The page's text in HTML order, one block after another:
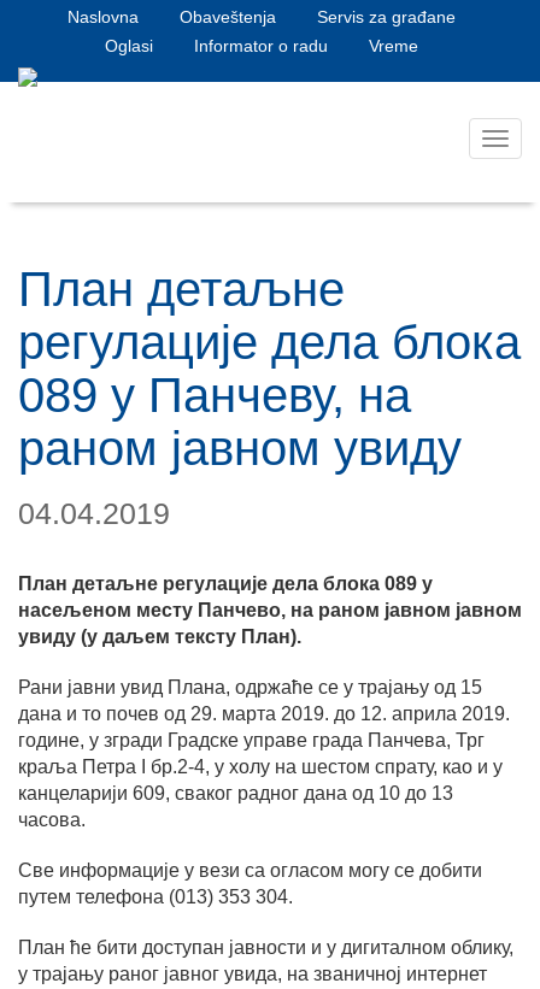
Naslovna Obaveštenja
Servis za građane
Oglasi
Informator o radu Vreme
План детаљне
регулације дела блока
089 у Панчеву, на
раном јавном увиду
04.04.2019
План детаљне регулације дела блока 089 у
насељеном месту Панчево, на раном јавном јавном
увиду (у даљем тексту План).
Рани јавни увид Плана, одржаће се у трајању од 15
дана и то почев од 29. марта 2019. до 12. априла 2019.
године, у згради Градске управе града Панчева, Трг
краља Петра I
бр.2-4, у холу на шестом спрату, као и у
канцеларији 609, сваког радног дана од 10 до 13
часова.
Све информације у вези са огласом могу се добити
путем телефона (013) 353 304.
План ће бити доступан јавности и у дигиталном облику,
у трајању раног јавног увида, на званичној интернет